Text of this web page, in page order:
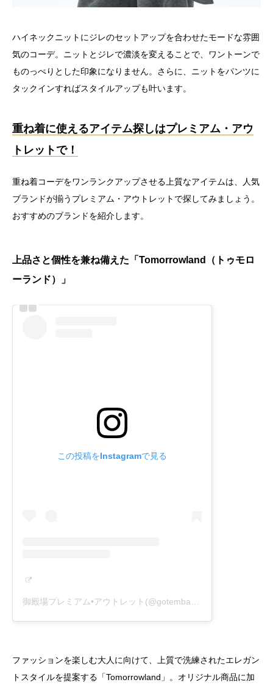
ハイネックニットにジレのセットアップを合わせたモードな雰囲
気のコーデ。ニットとジレで濃淡を変えることで、ワントーンで
ものっぺりとした印象になりません。さらに、ニットをパンツに
タックインすればスタイルアップも叶います。
重ね着に使えるアイテム探しはプレミアム・アウ
トレットで！
重ね着コーデをワンランクアップさせる上質なアイテムは、人気
ブランドが揃うプレミアム・アウトレットで探してみましょう。
おすすめのブランドを紹介します。
上品さと個性を兼ね備えた「Tomorrowland（トゥモロ
ーランド）」
この投稿をInstagramで見る
ファッションを楽しむ大人に向けて、上質で洗練されたエレガン
トスタイルを提案する「Tomorrowland」。オリジナル商品に加